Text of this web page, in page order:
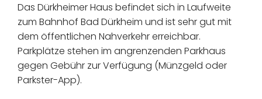
Das Dürkheimer Haus befindet sich in Laufweite
zum Bahnhof Bad Dürkheim und ist sehr gut mit
dem öffentlichen Nahverkehr erreichbar.
Parkplätze stehen im angrenzenden Parkhaus
gegen Gebühr zur Verfügung (Münzgeld oder
Parkster-App).